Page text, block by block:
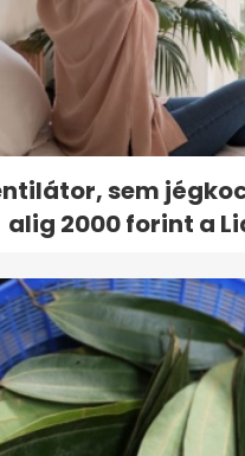
sem
alig 2000 forint a